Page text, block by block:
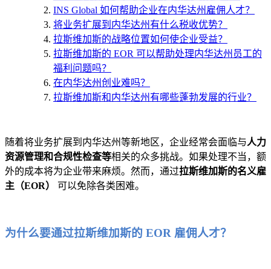
INS Global 如何帮助企业在内华达州雇佣人才？
将业务扩展到内华达州有什么税收优势？
拉斯维加斯的战略位置如何使企业受益？
拉斯维加斯的 EOR 可以帮助处理内华达州员工的
福利问题吗？
在内华达州创业难吗？
拉斯维加斯和内华达州有哪些蓬勃发展的行业？
随着将业务扩展到内华达州等新地区，企业经常会面临与人力
资源管理和合规性检查等相关的众多挑战。如果处理不当，额
外的成本将为企业带来麻烦。然而，通过拉斯维加斯的名义雇
主（EOR）
可以免除各类困难。
为什么要通过拉斯维加斯的 EOR 雇佣人才？